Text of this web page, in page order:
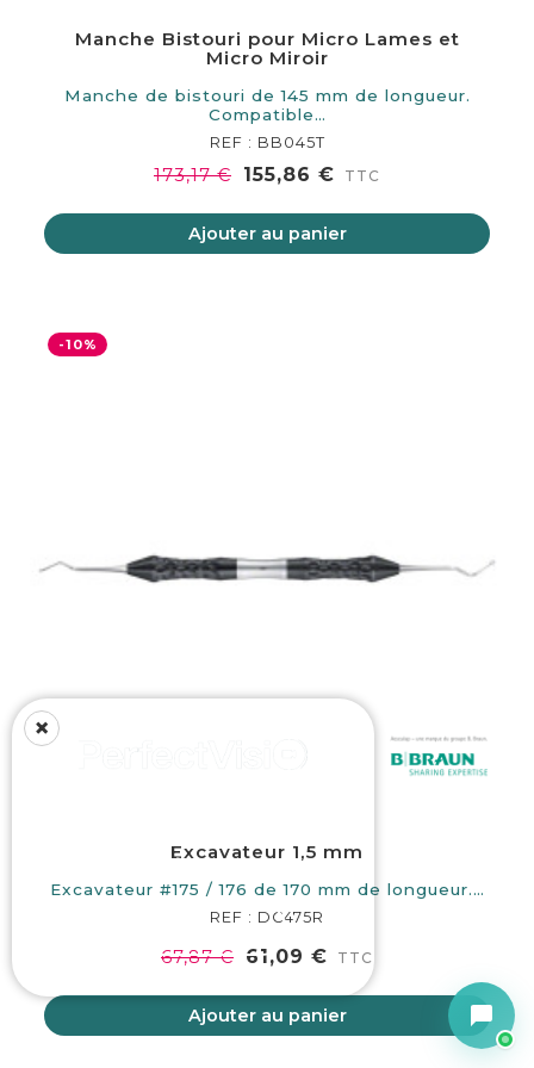
×
distance
En savoir +
Manche Bistouri pour Micro Lames et
Micro Miroir
Manche de bistouri de 145 mm de longueur.
Compatible…
REF : BB045T
173,17 € 155,86 € TTC
Ajouter au panier
-10%
Excavateur 1,5 mm
Excavateur #175 / 176 de 170 mm de longueur.…
REF : DC475R
67,87 € 61,09 € TTC
Ajouter au panier